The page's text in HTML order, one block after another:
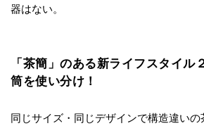
器はない。
「茶簡」のある新ライフスタイル
筒を使い分け！
同じサイズ・同じデザインで構造違いの